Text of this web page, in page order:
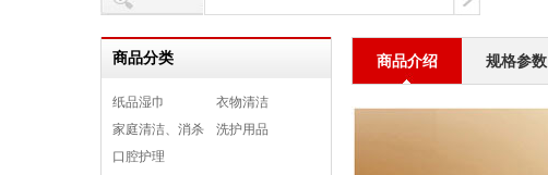
商品分类
纸品湿巾
衣物清洁
家庭清洁、消杀
洗护用品
口腔护理
商品介绍 规格参数